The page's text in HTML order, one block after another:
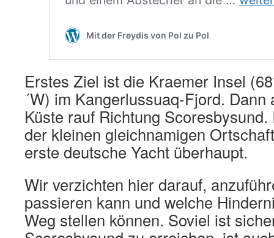
Erstes Ziel ist die Kraemer Insel
´W) im Kangerlussuaq-Fjord.
Küste rauf Richtung
der kleinen gleichnamigen
erste deutsche Yacht überhaupt.
Wir verzichten hier darauf,
passieren kann und welche
Weg stellen können. Soviel ist